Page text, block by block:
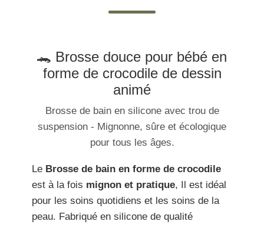
🐊 Brosse douce pour bébé en
forme de crocodile de dessin
animé
Brosse de bain en silicone avec trou de
suspension - Mignonne, sûre et écologique
pour tous les âges.
Le Brosse de bain en forme de crocodile
est à la fois mignon et pratique, Il est idéal
pour les soins quotidiens et les soins de la
peau. Fabriqué en silicone de qualité